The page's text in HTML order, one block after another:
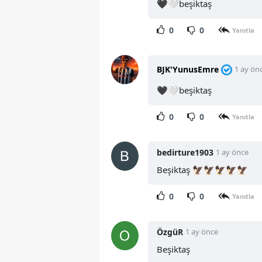
🖤🤍beşiktaş
0 0 Yanıtla
BJK'YunusEmre 1 ay
🖤🤍beşiktaş
0 0 Yanıtla
bedirture1903 1 ay önce
Beşiktaş 🦅🦅🦅🦅🦅
0 0 Yanıtla
ÖzgüR 1 ay önce
Beşiktaş